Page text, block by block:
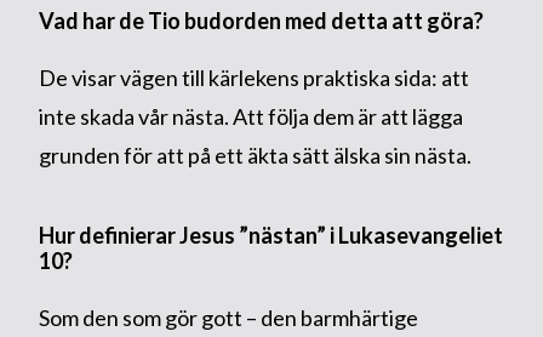
Vad har de Tio budorden med detta att göra?
De visar vägen till kärlekens praktiska sida: att
inte skada vår nästa. Att följa dem är att lägga
grunden för att på ett äkta sätt älska sin nästa.
Hur definierar Jesus ”nästan” i Lukasevangeliet
10?
Som den som gör gott – den barmhärtige